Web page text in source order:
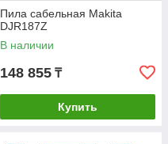
Пила сабельная Makita
DJR187Z
В наличии
148 855 ₸
Купить